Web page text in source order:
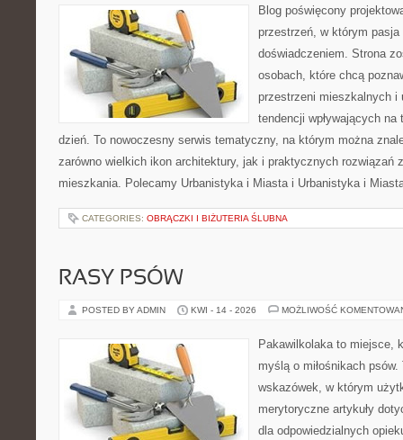
Blog poświęcony
przestrzeń, w którym
doświadczeniem. Strona
osobach, które chcą
przestrzeni mieszkalnych i
tendencji wpływających
dzień. To nowoczesny serwis tematyczny, na którym można
zarówno wielkich ikon architektury, jak i praktycznych rozwiązań
mieszkania. Polecamy Urbanistyka i Miasta i Urbanistyka i
CATEGORIES: OBRĄCZKI I BIŻUTERIA ŚLUBNA
RASY PSÓW
POSTED BY ADMIN KWI - 14 - 2026 MOŻLIWOŚĆ
Pakawilkolaka to miejsce,
myślą o miłośnikach
wskazówek, w którym
merytoryczne artykuły
dla odpowiedzialnych